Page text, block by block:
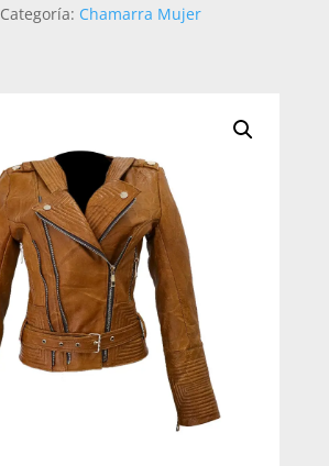
Categoría: Chamarra Mujer